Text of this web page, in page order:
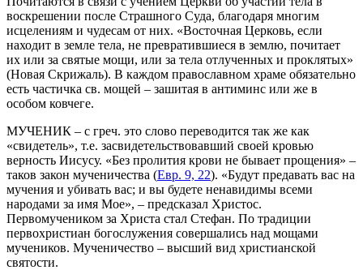
воскрешении после Страшного Суда, благодаря многим
исцелениям и чудесам от них. «Восточная Церковь, если
находит в земле тела, не превратившиеся в землю, почитает
их или за святые мощи, или за тела отлученных и проклятых»
(Новая Скрижаль). В каждом православном храме обязательно
есть частичка св. мощей – зашитая в антиминс или же в
особом ковчеге.
МУЧЕНИК – с греч. это слово переводится так же как
«свидетель», т.е. засвидетельствовавший своей кровью
верность Иисусу. «Без пролития крови не бывает прощения» –
таков закон мученичества (Евр. 9, 22). «Будут предавать вас на
мучения и убивать вас; и вы будете ненавидимы всеми
народами за имя Мое», – предсказал Христос.
Первомучеником за Христа стал Стефан. По традиции
первохристиан богослужения совершались над мощами
мучеников. Мученичество – высший вид христианской
святости.